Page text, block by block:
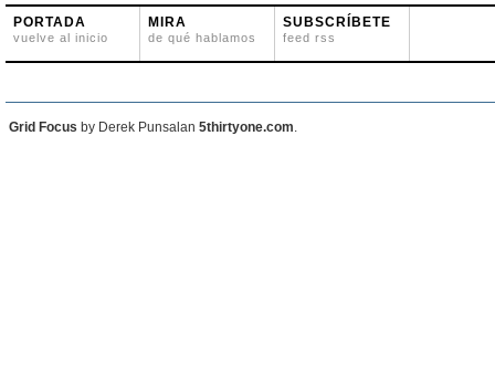
PORTADA
vuelve al inicio
MIRA
de qué hablamos
SUBSCRÍBETE
feed rss
Grid Focus by Derek Punsalan 5thirtyone.com.